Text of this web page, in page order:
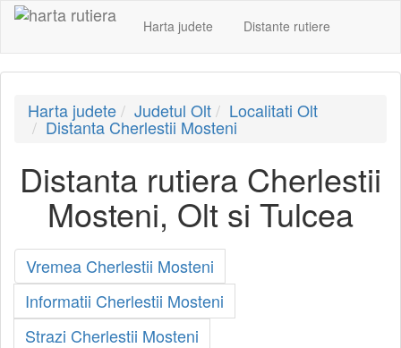
Harta judete Distante rutiere
Harta judete Judetul Olt Localitati Olt
Distanta Cherlestii Mosteni
Distanta rutiera Cherlestii
Mosteni, Olt si Tulcea
Vremea Cherlestii Mosteni
Informatii Cherlestii Mosteni
Strazi Cherlestii Mosteni